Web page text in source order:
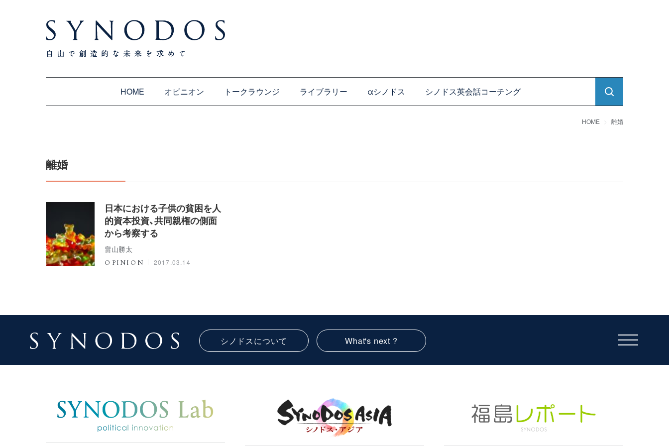
HOME オピニオン トークラウンジ ライブラリー αシノドス シノドス英会話コーチング
HOME 離婚
離婚
日本における子供の貧困を人
的資本投資、共同親権の側面
から考察する
畠山勝太
OPINION 2017.03.14
シノドスについて What's next ?